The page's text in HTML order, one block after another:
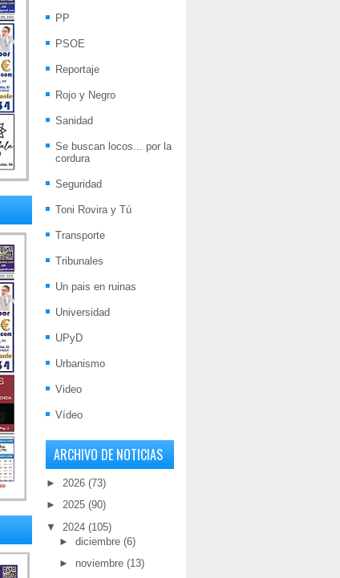
PP
PSOE
Reportaje
Rojo y Negro
Sanidad
Se buscan locos... por la
cordura
Seguridad
Toni Rovira y Tú
Transporte
Tribunales
Un pais en ruinas
Universidad
UPyD
Urbanismo
Video
Vídeo
ARCHIVO DE NOTICIAS
► 2026 (73)
► 2025 (90)
▼
2024 (105)
► diciembre (6)
► noviembre (13)